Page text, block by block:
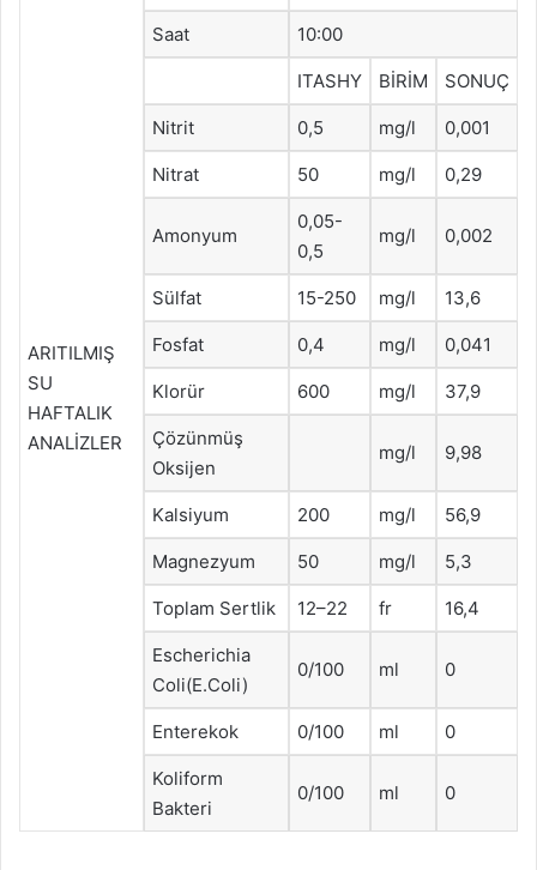
ARITILMIŞ
SU
HAFTALIK
ANALİZLER
Saat 10:00
ITASHY BİRİM SONUÇ
Nitrit 0,5 mg/l 0,001
Nitrat 50 mg/l 0,29
Amonyum
0,05-
0,5
mg/l 0,002
Sülfat 15-250 mg/l 13,6
Fosfat 0,4 mg/l 0,041
Klorür 600 mg/l 37,9
Çözünmüş
Oksijen
mg/l 9,98
Kalsiyum 200 mg/l 56,9
Magnezyum 50 mg/l 5,3
Toplam Sertlik 12–22 fr 16,4
Escherichia
Coli(E.Coli)
0/100 ml 0
Enterekok 0/100 ml 0
Koliform
Bakteri
0/100 ml 0